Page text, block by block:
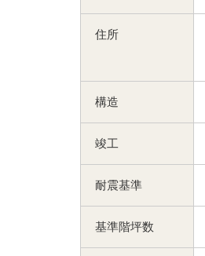
住所
構造
竣工
耐震基準
基準階坪数